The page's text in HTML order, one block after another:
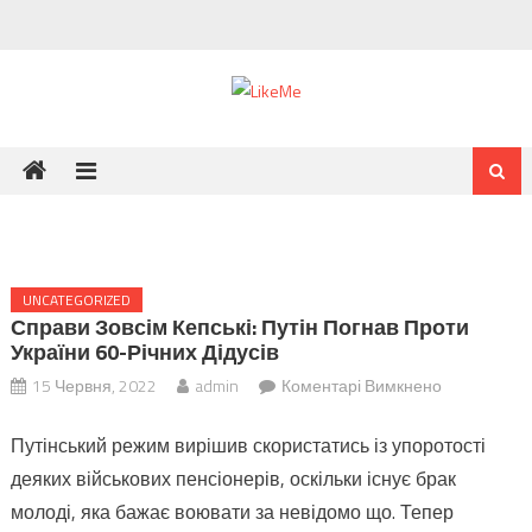
UNCATEGORIZED
Справи Зовсім Кепські: Путін Погнав Проти
України 60-Річних Дідусів
15 Червня, 2022 admin Коментарі Вимкненодо
зовсім
кепські:
Путін
Путінський режим вирішив скористатись із упоротості
деяких військових пенсіонерів, оскільки існує брак
молоді, яка бажає воювати за невідомо що. Тепер